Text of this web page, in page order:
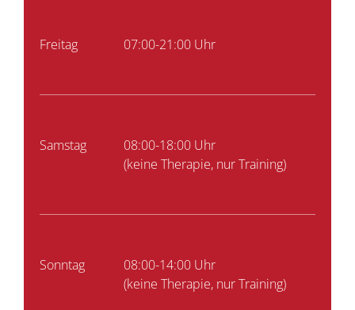
Freitag 07:00-21:00 Uhr
Samstag
08:00-18:00 Uhr
(keine Therapie, nur Training)
Sonntag
08:00-14:00 Uhr
(keine Therapie, nur Training)